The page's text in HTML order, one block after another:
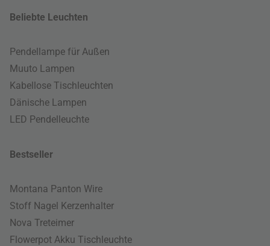
Beliebte Leuchten
Pendellampe für Außen
Muuto Lampen
Kabellose Tischleuchten
Dänische Lampen
LED Pendelleuchte
Bestseller
Montana Panton Wire
Stoff Nagel Kerzenhalter
Nova Treteimer
Flowerpot Akku Tischleuchte